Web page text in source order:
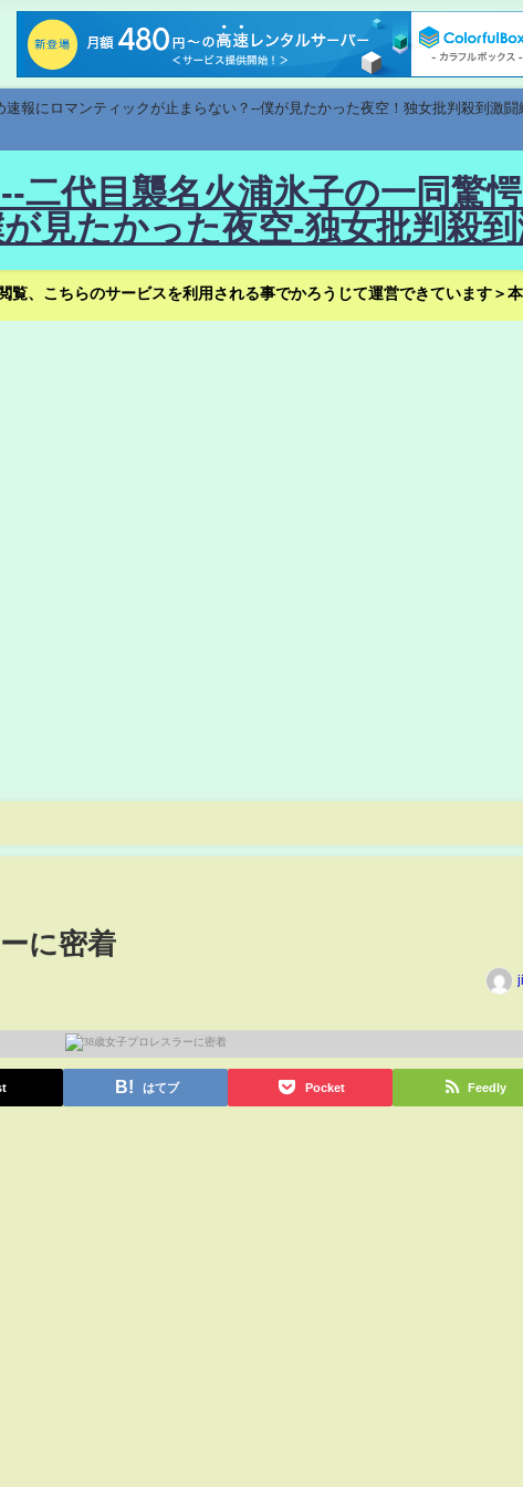
報にロマンティックが止まらない？--僕が見たかった夜空！独女批判殺到激
二代目襲名火浦氷子の一同驚
見たかった夜空-独女批判殺
、こちらのサービスを利用される事でかろうじて運営できています＞
に密着
はてブ Pocket Feedly